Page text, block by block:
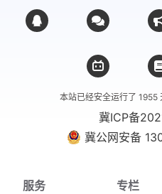
本站已经安全运行了 1955
冀ICP备
冀公网安备
服务 专栏